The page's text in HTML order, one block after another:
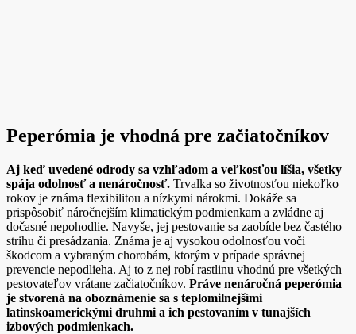
Peperómia je vhodná pre začiatočníkov
Aj keď uvedené odrody sa vzhľadom a veľkosťou líšia, všetky
spája odolnosť a nenáročnosť. Trvalka so životnosťou niekoľko
rokov je známa flexibilitou a nízkymi nárokmi. Dokáže sa
prispôsobiť náročnejším klimatickým podmienkam a zvládne aj
dočasné nepohodlie. Navyše, jej pestovanie sa zaobíde bez častého
strihu či presádzania. Známa je aj vysokou odolnosťou voči
škodcom a vybraným chorobám, ktorým v prípade správnej
prevencie nepodlieha. Aj to z nej robí rastlinu vhodnú pre všetkých
pestovateľov vrátane začiatočníkov. Práve nenáročná peperómia
je stvorená na oboznámenie sa s teplomilnejšími
latinskoamerickými druhmi a ich pestovaním v tunajších
izbových podmienkach.